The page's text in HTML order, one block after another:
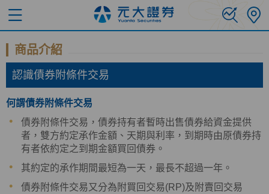
商品介紹
認識債券附條件交易
何謂債券附條件交易
債券附條件交易，債券持有者暫時出售債券給資金提供
者，雙方約定承作金額、天期與利率，到期時由原債券持
有者依約定之到期金額買回債券。
其約定的承作期間最短為一天，最長不超過一年。
債券附條件交易又分為附買回交易(RP)及附賣回交易